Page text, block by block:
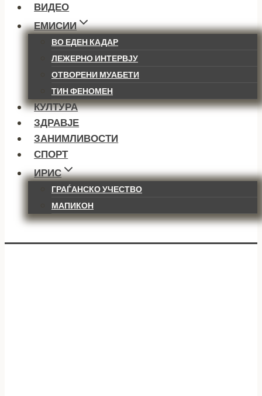
ВИДЕО
ЕМИСИИ
ВО ЕДЕН КАДАР
ЛЕЖЕРНО ИНТЕРВЈУ
ОТВОРЕНИ МУАБЕТИ
ТИН ФЕНОМЕН
КУЛТУРА
ЗДРАВЈЕ
ЗАНИМЛИВОСТИ
СПОРТ
ИРИС
ГРАЃАНСКО УЧЕСТВО
МАПИКОН